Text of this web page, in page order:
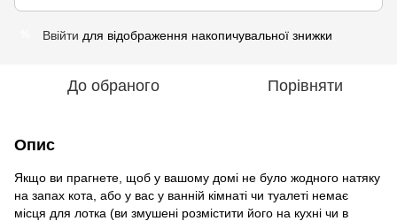
Ввійти для відображення накопичувальної знижки
До обраного Порівняти
Опис
Якщо ви прагнете, щоб у вашому домі не було жодного натяку
на запах кота, або у вас у ванній кімнаті чи туалеті немає
місця для лотка (ви змушені розмістити його на кухні чи в